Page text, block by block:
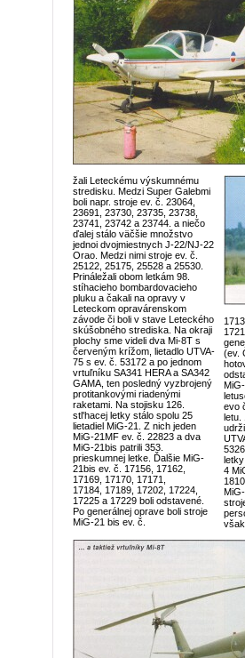
žali Leteckému výskumnému
stredisku. Medzi Super Galebmi
boli napr. stroje ev. č. 23064,
23691, 23730, 23735, 23738,
23741, 23742 a 23744. a niečo
ďalej stálo väčšie množstvo
jednoi dvojmiestnych J-22/NJ-22
Orao. Medzi nimi stroje ev. č.
25122, 25175, 25528 a 25530.
Prináležali obom letkám 98.
stíhacieho bombardovacieho
pluku a čakali na opravy v
Leteckom opravárenskom
závode či boli v stave Leteckého
skúšobného strediska. Na okraji
plochy sme videli dva Mi-8T s
červeným krížom, lietadlo UTVA-
75 s ev. č. 53172 a po jednom
vrtuľníku SA341 HERA a SA342
GAMA, ten posledný vyzbrojený
protitankovými riadenými
raketami. Na stojisku 126.
stl'hacej letky stálo spolu 25
lietadiel MiG-21. Z nich jeden
MiG-21MF ev. č. 22823 a dva
MiG-21bis patrili 353.
prieskumnej letke. Ďalšie MiG-
21bis ev. č. 17156, 17162,
17169, 17170, 17171,
17184, 17189, 17202, 17224,
17225 a 17229 boli odstavené.
Po generálnej oprave boli stroje
MiG-21 bis ev. č.
(ev.
evo
letu.
4